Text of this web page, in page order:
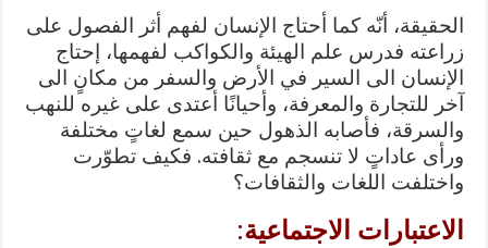
الحقيقة، أنّه كما أحتاج الإنسان لفهم أثر الفصول على
زراعته فدرس علم الهيئة والكواكب لفهمها، إحتاج
الإنسان الى السير في الأرض والسفر من مكانٍ الى
آخر للتجارة والمعرفة، وأحيانًا أعتدى على غيره للنهب
والسرقة، فأصابه الذهول حين سمع لغاتٍ مختلفة
ورأى عاداتٍ لا تنسجم مع ثقافته. فكيف تطوّرت
واختلفت اللغات والثقافات؟
الاعتبارات الاجتماعية: